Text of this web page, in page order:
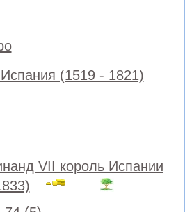
(1519 - 1821)
VII король Испании